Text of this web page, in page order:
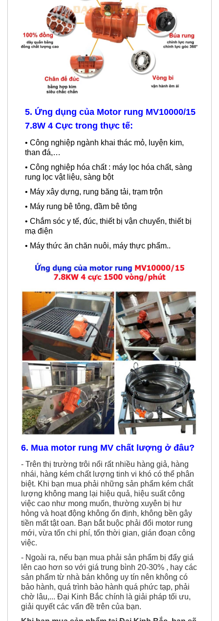
5. Ứng dụng của Motor rung MV10000/15
7.8W 4 Cực trong thực tế:
• Công nghiệp ngành khai thác mỏ, luyện kim,
than đá,…
• Công nghiệp hóa chất : máy lọc hóa chất, sàng
rung lọc vật liệu, sàng bột
• Máy xây dựng, rung băng tải, trạm trộn
• Máy rung bê tông, đầm bê tông
• Chắm sóc y tế, đúc, thiết bị vận chuyển, thiết bị
mạ điện
• Máy thức ăn chăn nuôi, máy thực phẩm..
6. Mua motor rung MV chất lượng ở đâu?
- Trên thị trường trôi nổi rất nhiều hàng giả, hàng
nhái, hàng kém chất lượng tinh vi khó có thể phân
biệt. Khi bạn mua phải những sản phẩm kém chất
lượng không mang lại hiệu quả, hiệu suất công
việc cao như mong muốn, thường xuyên bị hư
hỏng và hoạt động không ổn định, không bền gây
tiền mất tật oan. Bạn bắt buộc phải đổi motor rung
mới, vừa tốn chi phí, tốn thời gian, gián đoạn công
việc.
- Ngoài ra, nếu bạn mua phải sản phẩm bị đẩy giá
lên cao hơn so với giá trung bình 20-30% , hay các
sản phẩm từ nhà bán không uy tín nên không có
bảo hành, quá trình bào hành quá phức tạp, phải
chờ lâu,... Đại Kinh Bắc chính là giải pháp tối ưu,
giải quyết các vấn đề trên của bạn.